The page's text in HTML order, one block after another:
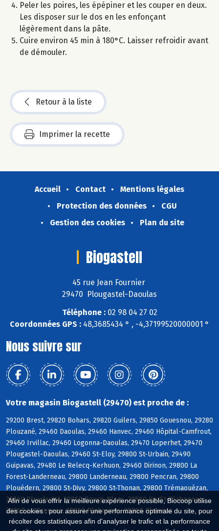
Afin de vous offrir la meilleure expérience possible, Biocoop utilise
des cookies : pour assurer une performance optimale du site, pour
récolter des statistiques afin d'analyser le trafic et la performance
Peler les poires, les épépiner et les couper en deux.
Les disposer sur le dos en les enfonçant
légèrement dans la pâte.
Cuire environ 45 min à 180°C. Laisser refroidir avant
de démouler.
Retour à la liste
Imprimer la recette
Accueil Contact
Mentions légales
Protection des données
CGU
Gestion des cookies
Plan du site
Biogastell
45 rue Jean Fournier
29470 Plougastel-Daoulas
Téléphone :02 98 04 27 02
Coordonnées GPS : 48,3685434 ° , -4,37199520000001 °
Nous suivre sur
Votre magasin Biogastell (29470) est proche de :
29200 Brest, 29820 Bohars, 29820 Guilers, 29850 Gouesnou, 29280
Plouzané, 29460 Daoulas, 29460 Hanvec, 29460 Hôpital-Camfrout,
29460 Irvillac, 29460 Logonna-Daoulas, 29470 Loperhet, 29470
Plougastel-Daoulas, 29460 St-Eloy, 29800 St-Urbain, 29490
Guipavas, 29480 Le Relecq-Kerhuon, 29460 Dirinon, 29800 La
Forest-Landerneau, 29800 Landerneau, 29800 Pencran, 29800
Plouédern, 29800 St-Divy, 29800 St-Thonan, 29800 Trémaouézan,
29260 Ploudaniel, 29860 Bourg-Blanc, 29860 KerSt-Plabennec,
29860 Le Drennec, 29860 Plabennec, 29860 Plouvien